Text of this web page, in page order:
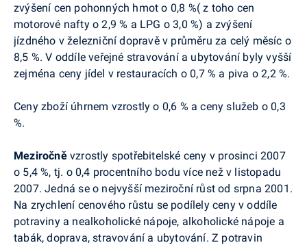
zvýšení cen pohonných hmot o 0,8 %( z toho cen
motorové nafty o 2,9 % a LPG o 3,0 %) a zvýšení
jízdného v železniční dopravě v průměru za celý měsíc o
8,5 %. V oddíle veřejné stravování a ubytování byly vyšší
zejména ceny jídel v restauracích o 0,7 % a piva o 2,2 %.
Ceny zboží úhrnem vzrostly o 0,6 % a ceny služeb o 0,3
%.
Meziročně vzrostly spotřebitelské ceny v prosinci 2007
o 5,4 %, tj. o 0,4 procentního bodu více než v listopadu
2007. Jedná se o nejvyšší meziroční růst od srpna 2001.
Na zrychlení cenového růstu se podílely ceny v oddíle
potraviny a nealkoholické nápoje, alkoholické nápoje a
tabák, doprava, stravování a ubytování. Z potravin